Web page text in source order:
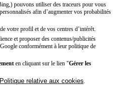
pouvons utiliser des traceurs pour vous
afin d’augmenter vos probabilités
votre profil et de vos centres d’intérêt.
et proposer des contenus/publicités
conformément à leur politique de
en cliquant sur le lien "Gérer les
Politique relative aux cookies